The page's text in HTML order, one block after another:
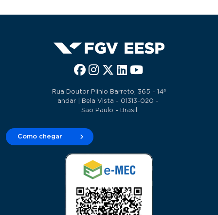
Rua Doutor Plínio Barreto, 365 - 14º
andar | Bela Vista - 01313-020 -
São Paulo - Brasil
Como chegar